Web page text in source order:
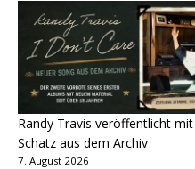
Randy Travis veröffentlicht mit
Schatz aus dem Archiv
7. August 2026